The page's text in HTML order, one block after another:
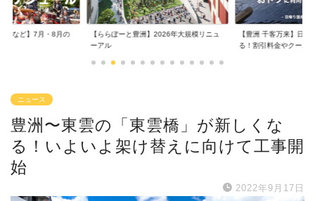
場など】7月・8月の
【ららぽーと豊洲】2026年大規模リニュ
ーアル
【豊洲 千客万来】日帰
る！割引料金やクーポ...
ニュース
豊洲〜東雲の「東雲橋」が新しくな
る！いよいよ架け替えに向けて工事開
始
2022年9月17日